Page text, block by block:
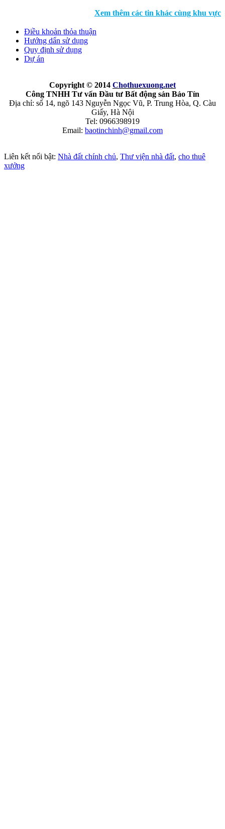
Xem thêm các tin khác cùng khu vực
Điều khoản thỏa thuận
Hướng dẩn sử dụng
Quy định sử dụng
Dự án
Copyright © 2014 Chothuexuong.net
Công TNHH Tư vấn Đầu tư Bất động sản Bảo Tín
Địa chỉ: số 14, ngõ 143 Nguyễn Ngọc Vũ, P. Trung Hòa, Q. Càu
Giấy, Hà Nội
Tel: 0966398919
Email: baotinchinh@gmail.com
Liên kết nổi bật: Nhà đất chính chủ, Thư viện nhà đất, cho thuê
xưởng